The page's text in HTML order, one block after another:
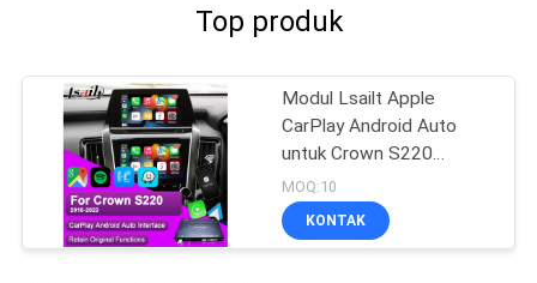
Top produk
Modul Lsailt Apple
CarPlay Android Auto
untuk Crown S220
GSW224 2018-2022
Integrasi Pencerminan
Ponsel, Kamera Mundur
MOQ:10
KONTAK